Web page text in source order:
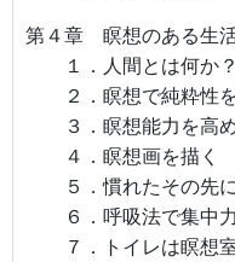
第４章 瞑想のある生
１．人間とは何か？
２．瞑想で純粋性
３．瞑想能力を高
４．瞑想画を描く
５．慣れたその先
６．呼吸法で集中力
７．トイレは瞑想